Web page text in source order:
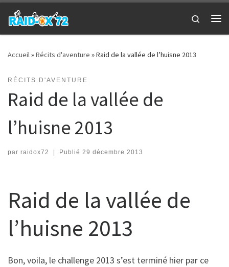
Passer au contenu
Search
Accueil»Récits d'aventure »Raid de la vallée de l’huisne 2013
RÉCITS D'AVENTURE
Raid de la vallée de
l’huisne 2013
par raidox72 | Publié 29 décembre 2013
Raid de la vallée de
l’huisne 2013
Bon, voila, le challenge 2013 s’est terminé hier par ce